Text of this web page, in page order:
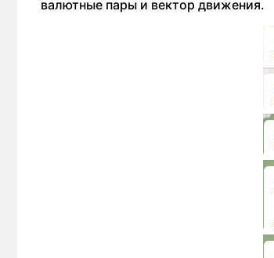
валютные пары и вектор движения.